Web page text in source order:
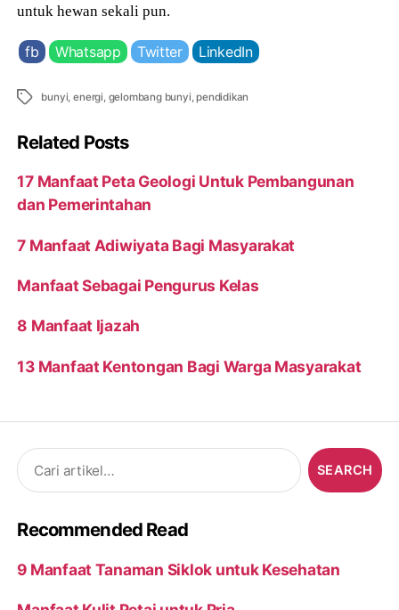
untuk hewan sekali pun.
fb Whatsapp Twitter LinkedIn
Tags bunyi ,energi gelombang bunyi ,pendidikan
Related Posts
17 Manfaat Peta Geologi Untuk Pembangunan
dan Pemerintahan
7 Manfaat Adiwiyata Bagi Masyarakat
Manfaat Sebagai Pengurus Kelas
8 Manfaat Ijazah
13 Manfaat Kentongan Bagi Warga Masyarakat
Search
for:
Recommended Read
9 Manfaat Tanaman Siklok untuk Kesehatan